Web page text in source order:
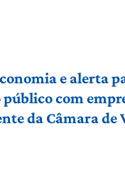
e alerta
com
da Câmara de